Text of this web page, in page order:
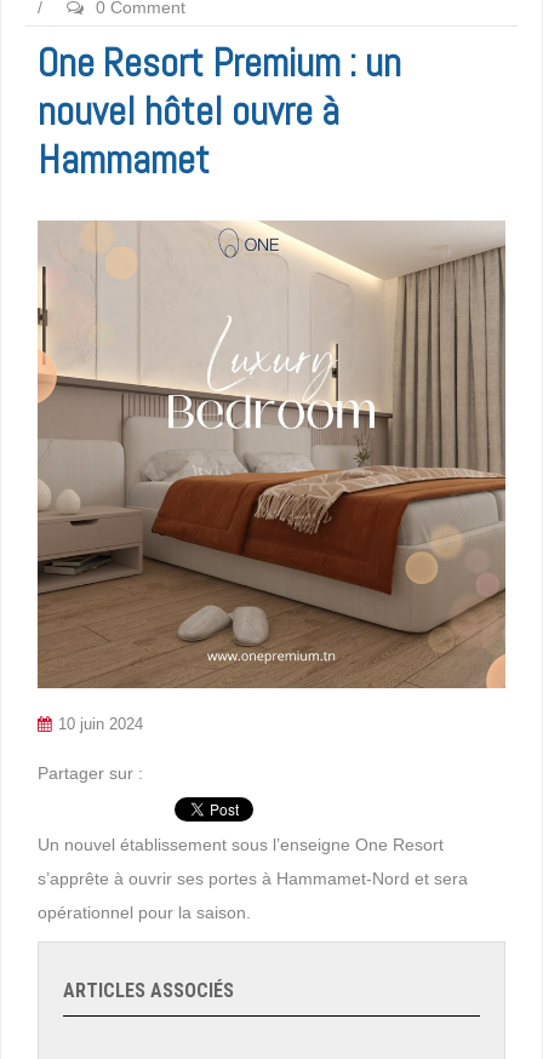
/
0 Comment
One Resort Premium : un
nouvel hôtel ouvre à
Hammamet
10 juin 2024
Partager sur :
Un nouvel établissement sous l’enseigne One Resort
s’apprête à ouvrir ses portes à Hammamet-Nord et sera
opérationnel pour la saison.
ARTICLES ASSOCIÉS